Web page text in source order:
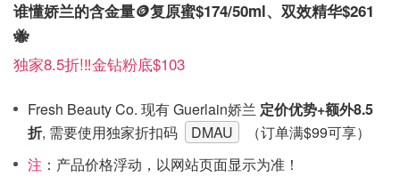
谁懂娇兰的含金量🪙复原蜜$174/50ml、双效精华$261
🐝
独家8.5折!‼️金钻粉底$103
Fresh Beauty Co. 现有 Guerlain娇兰 定价优势+额外8.5
折, 需要使用独家折扣码 DMAU
（订单满$99可享）
注 ：产品价格浮动，以网站页面显示为准！